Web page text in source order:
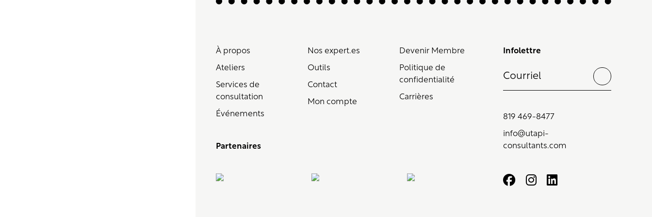
À propos
Ateliers
Services de
consultation
Événements
Nos expert.es
Outils
Contact
Mon compte
Devenir Membre
Politique de
confidentialité
Carrières
Partenaires
Infolettre
819 469-8477
info@utapi-
consultants.com